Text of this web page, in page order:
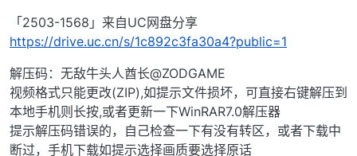
「2503-1568」来自UC网盘分享
https://drive.uc.cn/s/1c892c3fa30a4?public=1
解压码：无敌牛头人酋长@ZODGAME
视频格式只能更改(ZIP),如提示文件损坏，可直接右键解压到
本地手机则长按,或者更新一下WinRAR7.0解压器
提示解压码错误的，自己检查一下有没有转区，或者下载中
断过，手机下载如提示选择画质要选择原话